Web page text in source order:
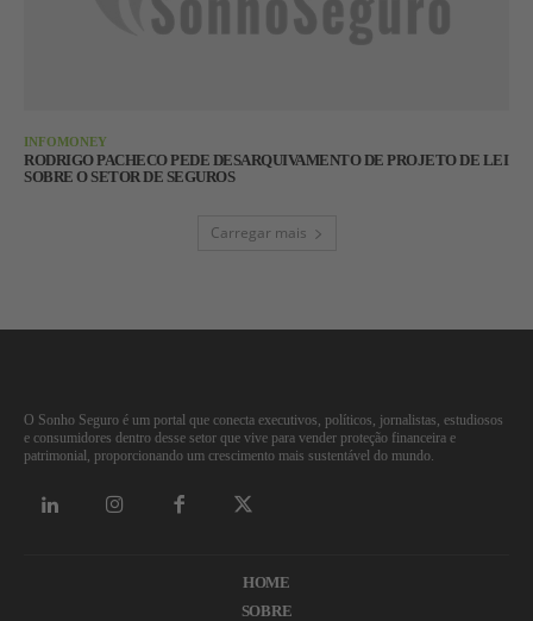
INFOMONEY
RODRIGO PACHECO PEDE DESARQUIVAMENTO DE PROJETO DE LEI
SOBRE O SETOR DE SEGUROS
Carregar mais
O Sonho Seguro é um portal que conecta executivos, políticos, jornalistas, estudiosos
e consumidores dentro desse setor que vive para vender proteção financeira e
patrimonial, proporcionando um crescimento mais sustentável do mundo.
HOME
SOBRE